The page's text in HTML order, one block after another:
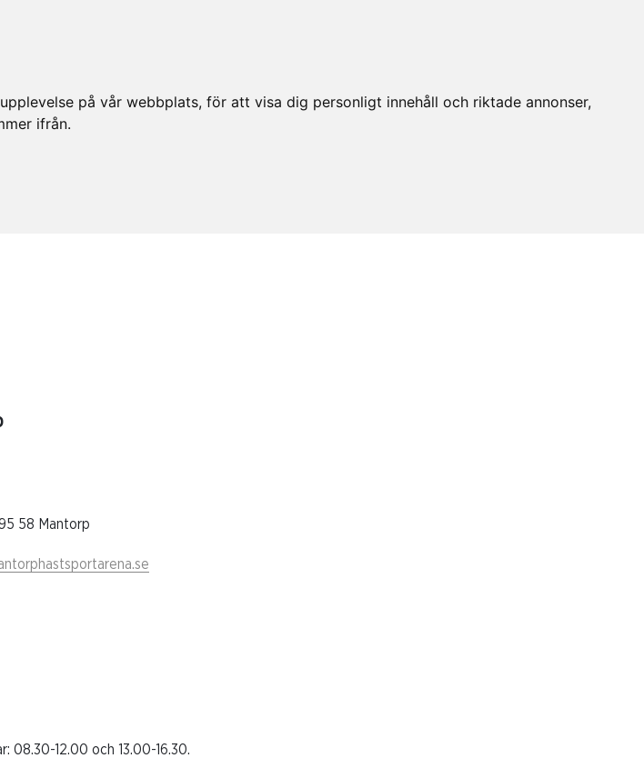
på vår webbplats, för att visa dig personligt innehåll och riktade annonser,
ifrån.
58 Mantorp
08.30-12.00 och 13.00-16.30.